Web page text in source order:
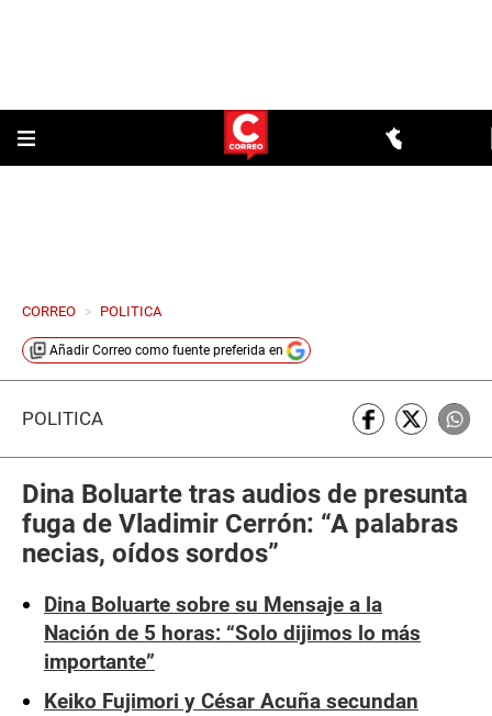
CORREO > POLITICA
Añadir Correo como fuente preferida en
POLÍTICA
Dina Boluarte tras audios de presunta
fuga de Vladimir Cerrón: “A palabras
necias, oídos sordos”
Dina Boluarte sobre su Mensaje a la
Nación de 5 horas: “Solo dijimos lo más
importante”
Keiko Fujimori y César Acuña secundan